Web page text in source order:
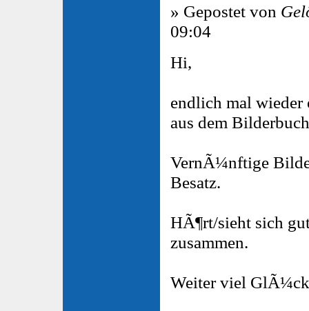
» Gepostet von
09:04
Hi,
endlich mal
aus dem Bilderbuch
VernÃ¼nftige
Besatz.
HÃ¶rt/sieht sich
zusammen.
Weiter viel